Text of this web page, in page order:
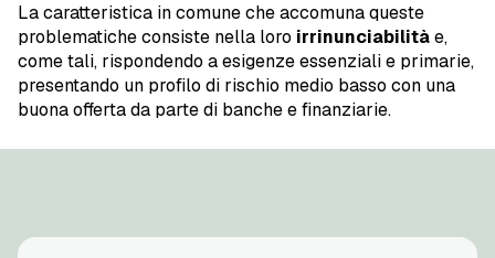
La caratteristica in comune che accomuna queste
problematiche consiste nella loro irrinunciabilitàe,
come tali, rispondendo a esigenze essenziali e primarie,
presentando un profilo di rischio medio basso con una
buona offerta da parte di banche e finanziarie.